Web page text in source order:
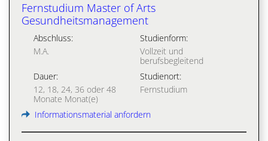
Fernstudium Master of Arts
Gesundheitsmanagement
Abschluss:
M.A.
Studienform:
Vollzeit und
berufsbegleitend
Dauer:
12, 18, 24, 36 oder 48
Monate Monat(e)
Studienort:
Fernstudium
Informationsmaterial anfordern